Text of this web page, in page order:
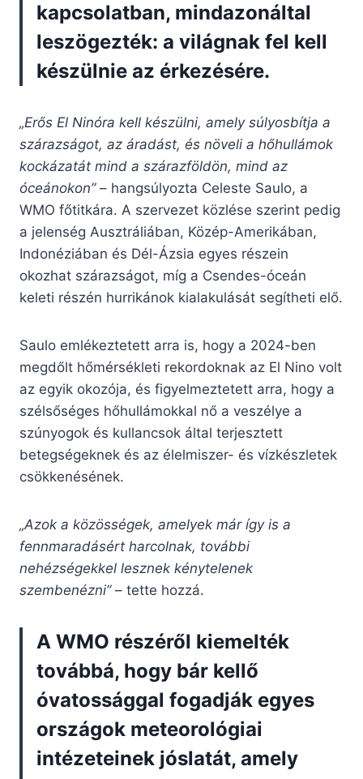
kapcsolatban, mindazonáltal
leszögezték: a világnak fel kell
készülnie az érkezésére.
„Erős El Ninóra kell készülni, amely súlyosbítja a
szárazságot, az áradást, és növeli a hőhullámok
kockázatát mind a szárazföldön, mind az
óceánokon”– hangsúlyozta Celeste Saulo, a
WMO főtitkára. A szervezet közlése szerint pedig
a jelenség Ausztráliában, Közép-Amerikában,
Indonéziában és Dél-Ázsia egyes részein
okozhat szárazságot, míg a Csendes-óceán
keleti részén hurrikánok kialakulását segítheti elő.
Saulo emlékeztetett arra is, hogy a 2024-ben
megdőlt hőmérsékleti rekordoknak az El Nino volt
az egyik okozója, és figyelmeztetett arra, hogy a
szélsőséges hőhullámokkal nő a veszélye a
szúnyogok és kullancsok által terjesztett
betegségeknek és az élelmiszer- és vízkészletek
csökkenésének.
„Azok a közösségek, amelyek már így is a
fennmaradásért harcolnak, további
nehézségekkel lesznek kénytelenek
szembenézni”– tette hozzá.
A WMO részéről kiemelték
továbbá, hogy bár kellő
óvatossággal fogadják egyes
országok meteorológiai
intézeteinek jóslatát, amely